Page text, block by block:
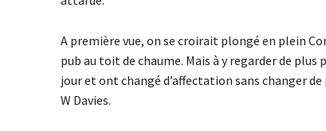
A première vue, on se croirait plongé en plein
pub au toit de chaume. Mais à y regarder de
jour et ont changé d’affectation sans changer
W Davies.